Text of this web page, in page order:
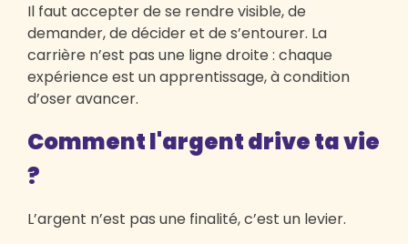
Il faut accepter de se rendre visible, de
demander, de décider et de s’entourer. La
carrière n’est pas une ligne droite : chaque
expérience est un apprentissage, à condition
d’oser avancer.
Comment l'argent drive ta vie
?
L’argent n’est pas une finalité, c’est un levier.